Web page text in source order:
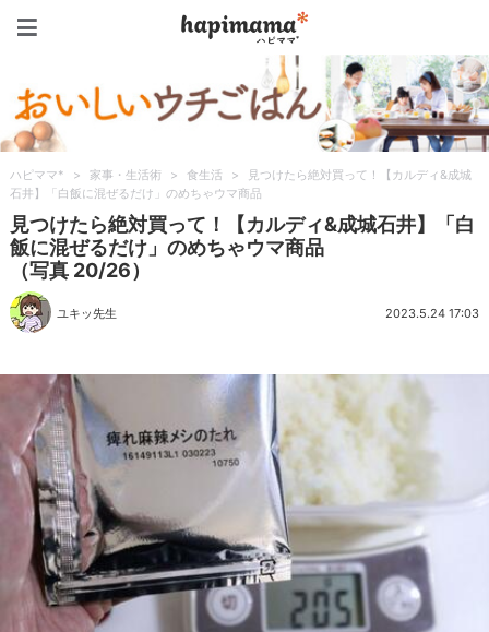
ハピママ* > 家事・生活術 > 食生活 >
見つけたら絶対買って！【カルディ&成城
石井】「白飯に混ぜるだけ」のめちゃウマ商品
見つけたら絶対買って！【カルディ&成城石井】「白
飯に混ぜるだけ」のめちゃウマ商品
（写真 20/26）
ユキッ先生 2023.5.24 17:03